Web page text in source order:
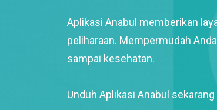
Aplikasi Anabul memberikan
peliharaan. Mempermudah
sampai kesehatan.
Unduh Aplikasi Anabul